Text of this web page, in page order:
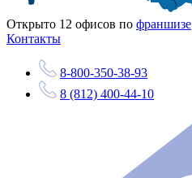
Открыто 12 офисов по франшизе
Контакты
8-800-350-38-93
8 (812) 400-44-10